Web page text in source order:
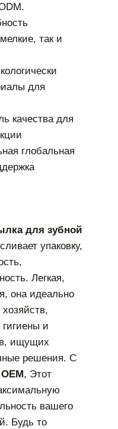
так и
для
качества для
глобальная
для зубной
упаковку,
Легкая,
она идеально
и
ищущих
решения. С
, Этот
вашего
Будь то